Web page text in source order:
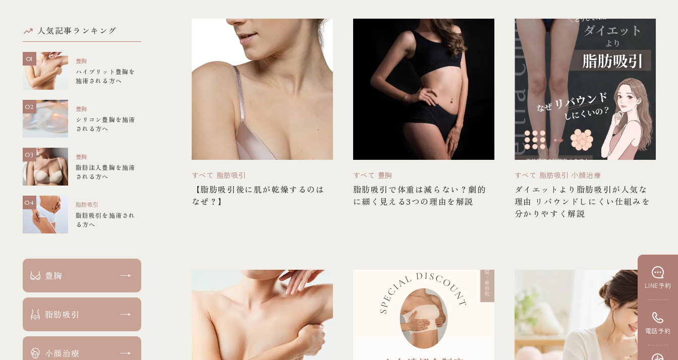
LINE予約
電話予約
人気記事ランキング
豊胸
ハイブリット豊胸を
施術される方へ
豊胸
シリコン豊胸を施術
される方へ
豊胸
脂肪注入豊胸を施術
される方へ
脂肪吸引
脂肪吸引を施術され
る方へ
豊胸
脂肪吸引
小顔治療
すべて 脂肪吸引
【脂肪吸引後に肌が乾燥するのは
なぜ？】
すべて 豊胸
脂肪吸引で体重は減らない？劇的
に細く見える3つの理由を解説
すべて 脂肪吸引 小顔治療
ダイエットより脂肪吸引が人気な
理由 リバウンドしにくい仕組みを
分かりやすく解説